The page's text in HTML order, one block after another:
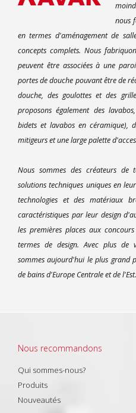
nous
en termes d'aménagement de
concepts complets. Nous
peuvent être associées à une
portes de douche pouvant être de
douche, des goulottes et des
proposons également des
bidets et lavabos en céramique),
mitigeurs et une large palette
Nous sommes des créateurs de
solutions techniques uniques en
technologies et des matériaux
caractéristiques par leur design
les premières places aux
termes de design. Avec plus de
sommes aujourd'hui le plus grand
de bains d'Europe Centrale et de l'Est.
Nous recommandons
Qui sommes-nous?
Produits
Nouveautés